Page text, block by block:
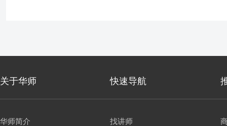
关于华师 快速导航
华师简介 找讲师